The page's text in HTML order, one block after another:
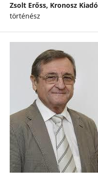
Zsolt Erőss, Kronosz Kiadó
történész